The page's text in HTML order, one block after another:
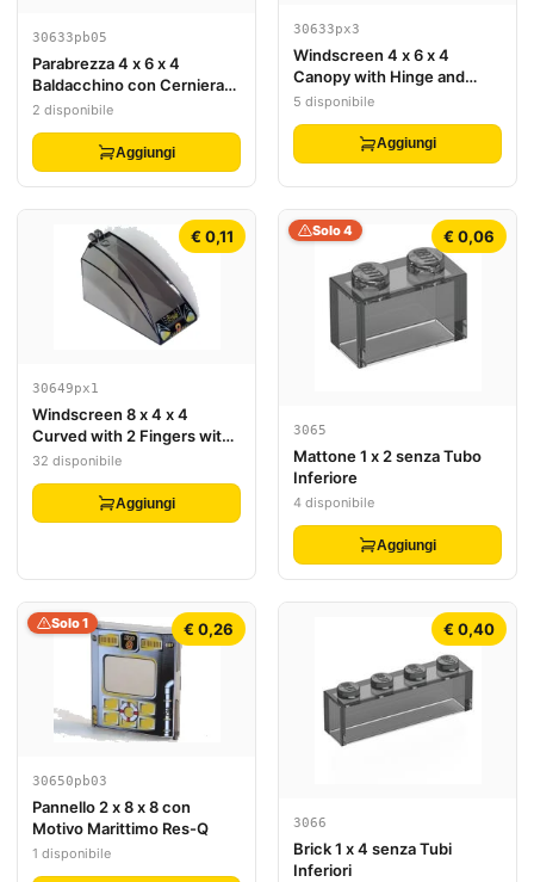
30633pb05
Parabrezza 4 x 6 x 4
Baldacchino con Cerniera
con Fari, Griglia e Motivo 'L'
in Cerchio
2 disponibile
Aggiungi
30633px3
Windscreen 4 x 6 x 4
Canopy with Hinge and
Flames Headlights Pattern
5 disponibile
Aggiungi
€ 0,11
30649px1
Windscreen 8 x 4 x 4
Curved with 2 Fingers with
Headlights and Res-Q
Pattern
32 disponibile
Aggiungi
€ 0,06
Solo 4
3065
Mattone 1 x 2 senza Tubo
Inferiore
4 disponibile
Aggiungi
€ 0,26
Solo 1
30650pb03
Pannello 2 x 8 x 8 con
Motivo Marittimo Res-Q
1 disponibile
€ 0,40
3066
Brick 1 x 4 senza Tubi
Inferiori